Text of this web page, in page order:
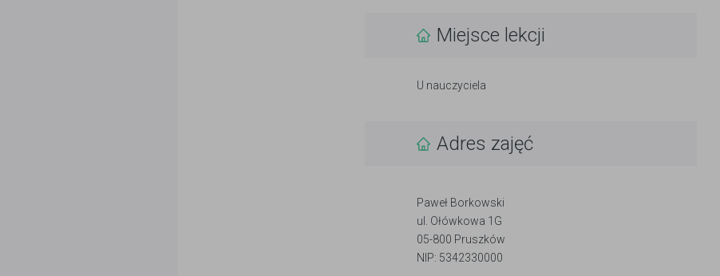
Miejsce lekcji
U nauczyciela
Adres zajęć
Paweł Borkowski
ul. Ołówkowa 1G
05-800 Pruszków
NIP: 5342330000